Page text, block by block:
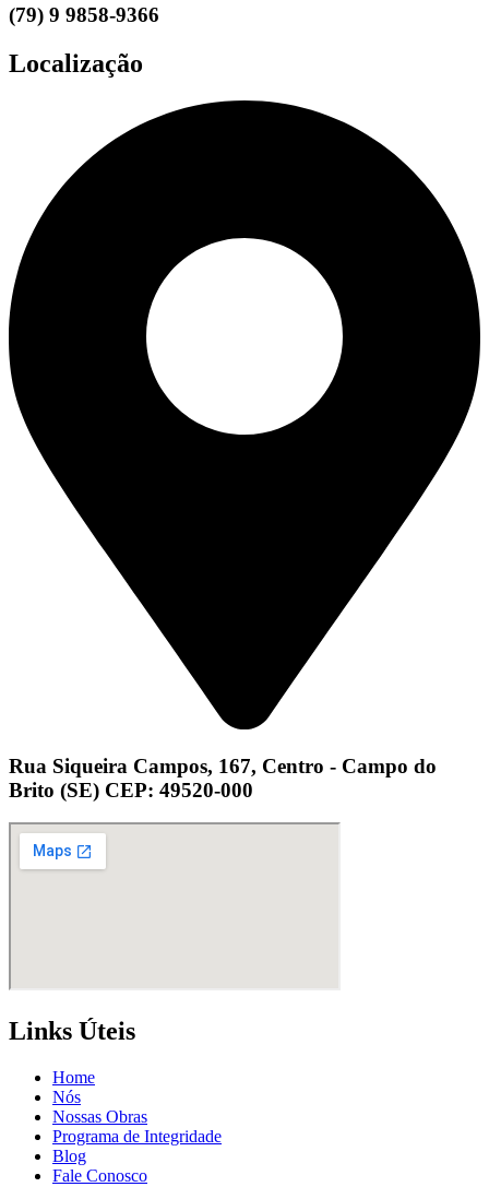
(79) 9 9858-9366
Localização
Rua Siqueira Campos, 167, Centro - Campo do
Brito (SE) CEP: 49520-000
Links Úteis
Home
Nós
Nossas Obras
Programa de Integridade
Blog
Fale Conosco